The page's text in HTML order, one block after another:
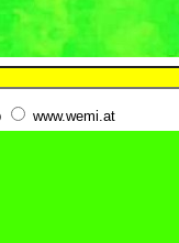
www.wemi.at